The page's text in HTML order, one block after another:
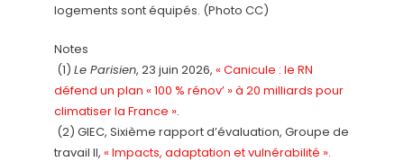
logements sont équipés. (Photo CC)
Notes
(1)Le Parisien, 23 juin 2026,« Canicule : le RN
défend un plan « 100 % rénov’ » à 20 milliards pour
climatiser la France ».
(2) GIEC, Sixième rapport d’évaluation, Groupe de
travail II,« Impacts, adaptation et vulnérabilité ».